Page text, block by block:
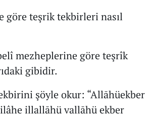
göre teşrik tekbirleri nasıl
mezheplerine göre teşrîk
gibidir.
şöyle okur: “Allāhüekber
illallāhü vallāhü ekber